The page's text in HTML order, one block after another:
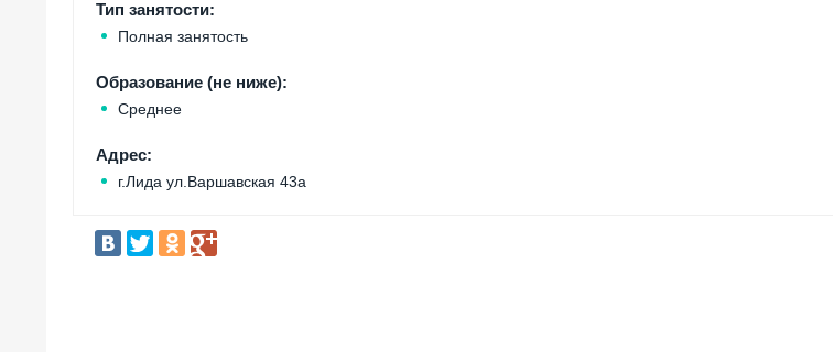
Тип занятости:
Полная занятость
Образование (не ниже):
Среднее
Адрес:
г.Лида ул.Варшавская 43а